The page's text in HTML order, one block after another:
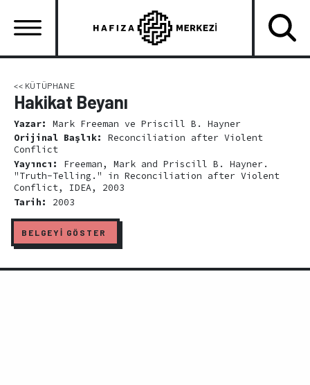
atla
gezinti
menüsü
<< KÜTÜPHANE
Hakikat Beyanı
Yazar:
Mark Freeman ve Priscill B. Hayner
Orijinal Başlık:
Reconciliation after Violent
Conflict
Yayıncı:
Freeman, Mark and Priscill B. Hayner.
"Truth-Telling." in Reconciliation after Violent
Conflict, IDEA, 2003
Tarih:
2003
BELGEYİ GÖSTER